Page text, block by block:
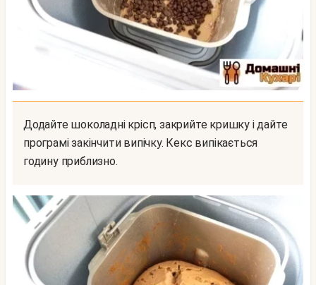
Додайте шоколадні крісп, закрийте кришку і дайте
програмі закінчити випічку. Кекс випікається
годину приблизно.